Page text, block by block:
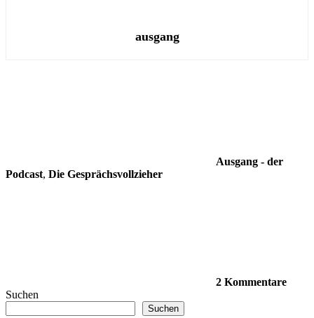
ausgang
Ausgang - der
Podcast, Die Gesprächsvollzieher
2 Kommentare
Suchen
Suchen